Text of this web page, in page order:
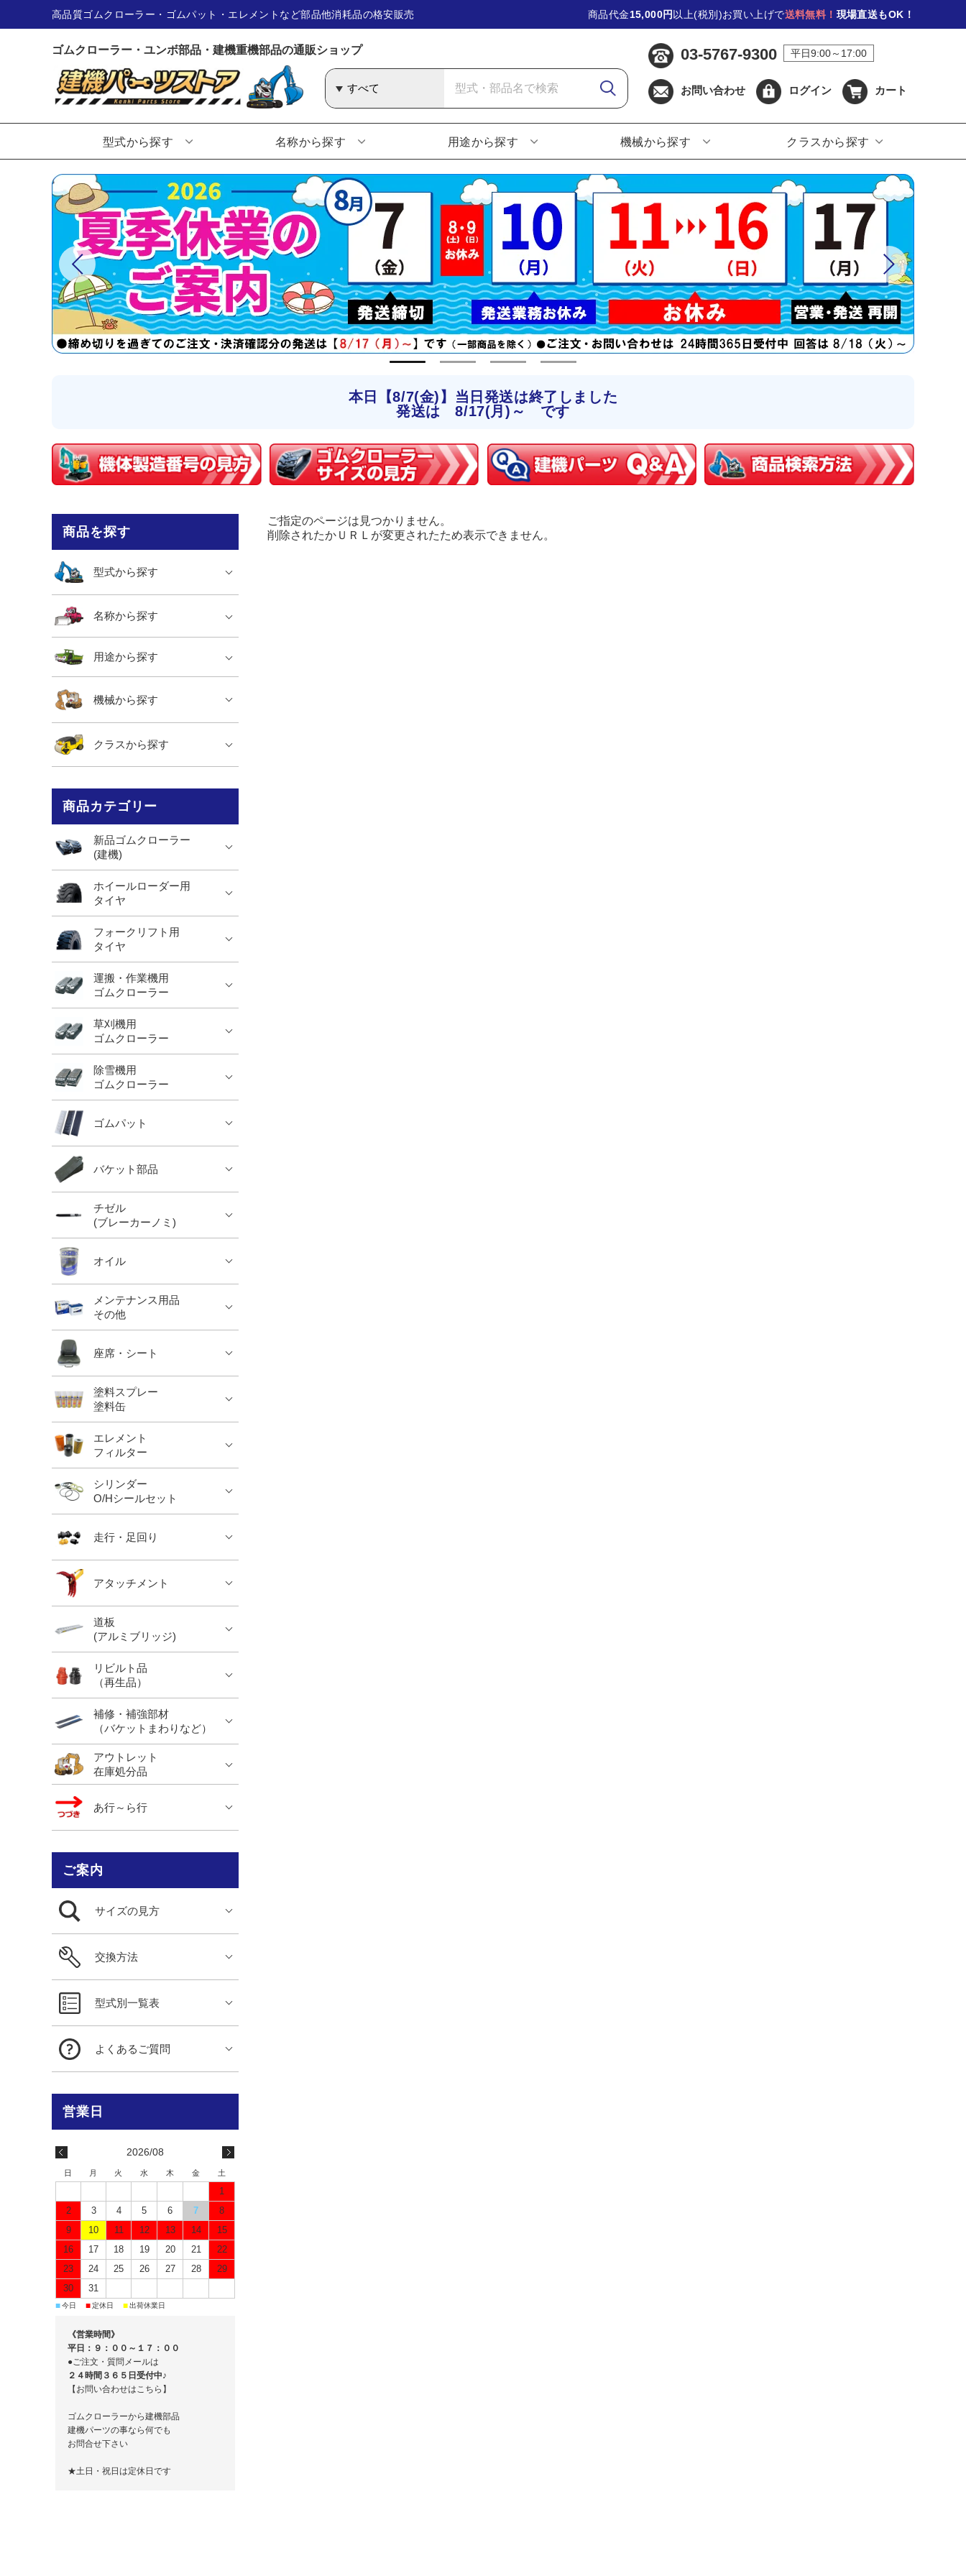
高品質ゴムクローラー・ゴムパット・エレメントなど部品他消耗品の格安販売 商品代金15,000円 以上(税別)お買い上げで送料無料！ 現場直送もOK！
ゴムクローラー・ユンボ部品・建機重機部品の通販ショップ 03-5767-9300 平日9:00～17:00
お問い合わせ ログイン カート
型式から探す 名称から探す 用途から探す 機械から探す クラスから探す
本日【8/7(金)】当日発送は終了しました
発送は 8/17(月)～ です
ご指定のページは見つかりません。
削除されたかＵＲＬが変更されたため表示できません。
商品を探す
型式から探す
名称から探す
用途から探す
機械から探す
クラスから探す
商品カテゴリー
新品ゴムクローラー
(建機)
ホイールローダー用
タイヤ
フォークリフト用
タイヤ
運搬・作業機用
ゴムクローラー
草刈機用
ゴムクローラー
除雪機用
ゴムクローラー
ゴムパット
バケット部品
チゼル
(ブレーカーノミ)
オイル
メンテナンス用品
その他
座席・シート
塗料スプレー
塗料缶
エレメント
フィルター
シリンダー
O/Hシールセット
走行・足回り
アタッチメント
道板
(アルミブリッジ)
リビルト品
（再生品）
補修・補強部材
（バケットまわりなど）
アウトレット
在庫処分品
あ行～ら行
ご案内
サイズの見方
交換方法
型式別一覧表
よくあるご質問
2026/08
日 月 火 水 木 金 土
1
2
3 4 5 6 7
8
9
10 11 12 13 14
15
16
17 18 19 20 21
22
23
24 25 26 27 28
29
30
31
■今日 ■定休日 ■出荷休業日
《営業時間》
平日：９：００～１７：００
●ご注文・質問メールは
２４時間３６５日受付中♪
【お問い合わせはこちら】
ゴムクローラーから建機部品
建機パーツの事なら何でも
お問合せ下さい
★土日・祝日は定休日です